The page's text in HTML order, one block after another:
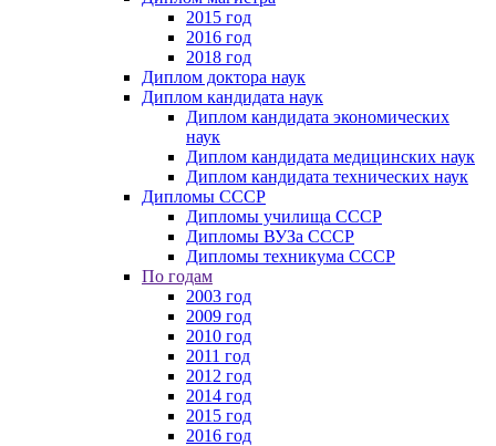
2015 год
2016 год
2018 год
Диплом доктора наук
Диплом кандидата наук
Диплом кандидата экономических
наук
Диплом кандидата медицинских наук
Диплом кандидата технических наук
Дипломы СССР
Дипломы училища СССР
Дипломы ВУЗа СССР
Дипломы техникума СССР
По годам
2003 год
2009 год
2010 год
2011 год
2012 год
2014 год
2015 год
2016 год